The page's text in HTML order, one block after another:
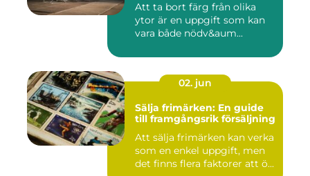
Att ta bort färg från olika
ytor är en uppgift som kan
vara både nödv&aum...
02. jun
Sälja frimärken: En guide
till framgångsrik försäljning
Att sälja frimärken kan verka
som en enkel uppgift, men
det finns flera faktorer att ö...